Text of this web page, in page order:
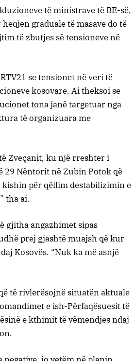
të ministrave të BE-së,
graduale të masave do të
të zbutjes së tensioneve në
se tensionet në veri të
kosovare. Ai theksoi se
tona janë targetuar nga
të organizuara me
Zveçanit, ku një rreshter i
29 Nëntorit në Zubin Potok që
për qëllim destabilizimin e
tha ai.
gjitha angazhimet sipas
prej gjashtë muajsh që kur
Kosovës. “Nuk ka më asnjë
të rivlerësojnë situatën aktuale
e ish-Përfaqësuesit të
e kthimit të vëmendjes ndaj